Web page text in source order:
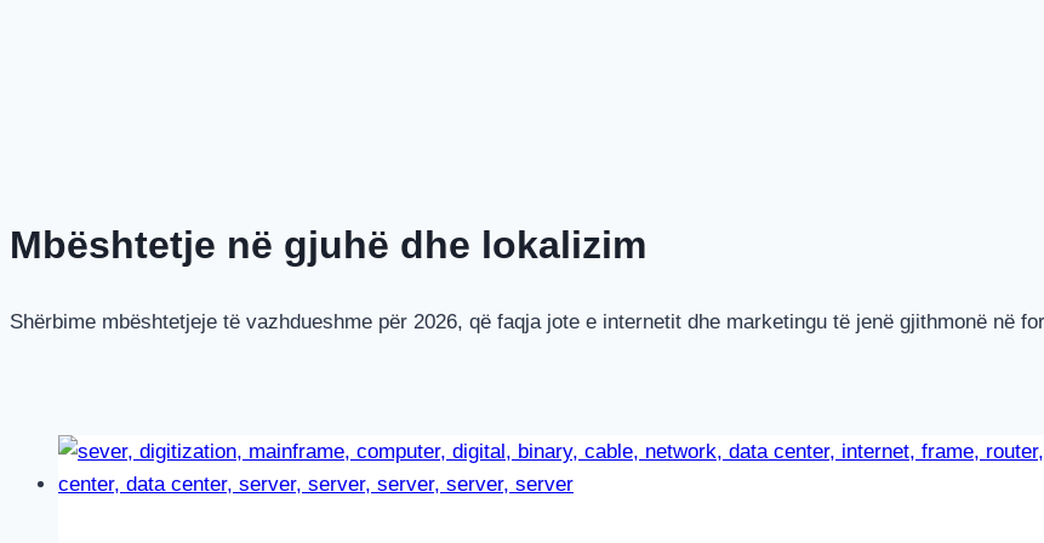
Mbështetje në gjuhë dhe lokalizim
Shërbime mbështetjeje të vazhdueshme për 2026, që faqja jote e internetit dhe marketingu të jenë gjithmonë në